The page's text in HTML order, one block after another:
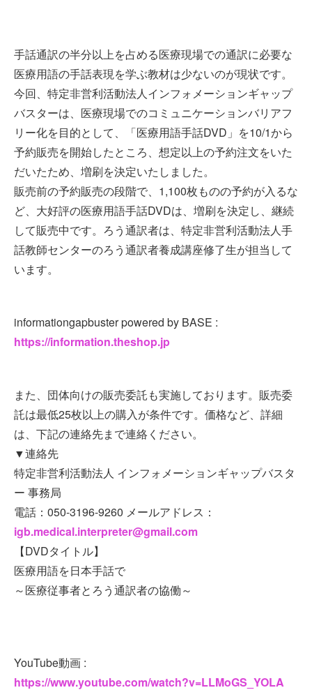
手話通訳の半分以上を占める医療現場での通訳に必要な
医療用語の手話表現を学ぶ教材は少ないのが現状です。
今回、特定非営利活動法人インフォメーションギャップ
バスターは、医療現場でのコミュニケーションバリアフ
リー化を目的として、「医療用語手話DVD」を10/1から
予約販売を開始したところ、想定以上の予約注文をいた
だいたため、増刷を決定いたしました。
販売前の予約販売の段階で、1,100枚ものの予約が入るな
ど、大好評の医療用語手話DVDは、増刷を決定し、継続
して販売中です。ろう通訳者は、特定非営利活動法人手
話教師センターのろう通訳者養成講座修了生が担当して
います。
informationgapbuster powered by BASE :
https://information.theshop.jp
また、団体向けの販売委託も実施しております。販売委
託は最低25枚以上の購入が条件です。価格など、詳細
は、下記の連絡先まで連絡ください。
▼連絡先
特定非営利活動法人 インフォメーションギャップバスタ
ー 事務局
電話：050-3196-9260 メールアドレス：
igb.medical.interpreter@gmail.com
【DVDタイトル】
医療用語を日本手話で
～医療従事者とろう通訳者の協働～
YouTube動画 :
https://www.youtube.com/watch?v=LLMoGS_YOLA